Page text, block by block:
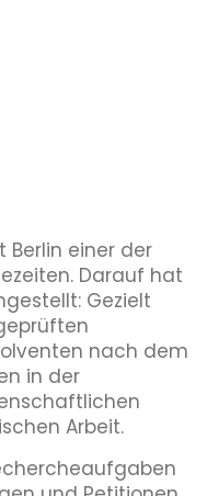
Berlin einer der
Darauf hat
Gezielt
nach dem
in der
Arbeit.